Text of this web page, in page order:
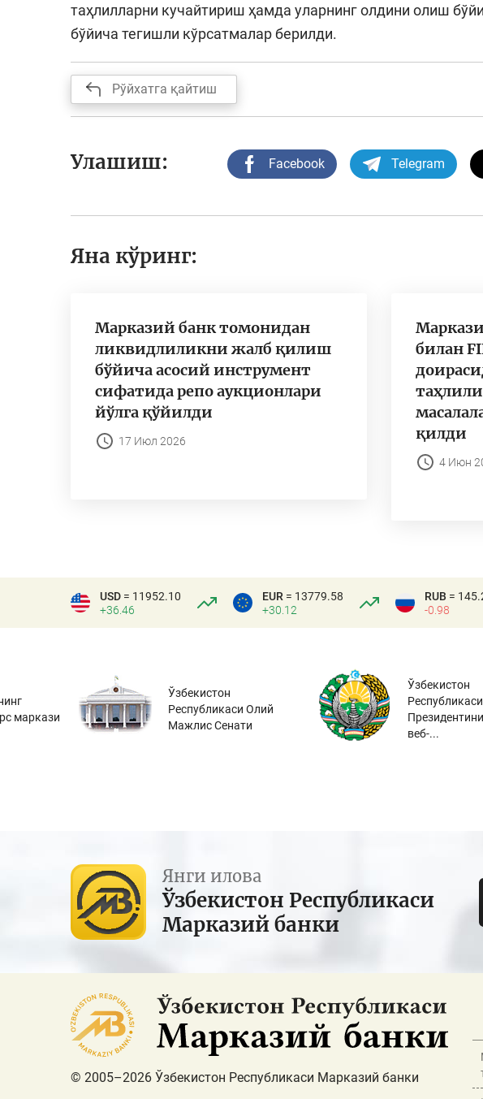
таҳлилларни кучайтириш ҳамда уларнинг олдини олиш
бўйича тегишли кўрсатмалар берилди.
Рўйхатга қайтиш
Улашиш: Facebook Telegram
Яна кўринг:
Марказий банк томонидан
ликвидлиликни жалб қилиш
бўйича асосий инструмент
сифатида репо аукционлари
йўлга қўйилди
17 Июл 2026
билан
қилди
4 Июн
USD = 11952.10
+36.46
EUR = 13779.58
+30.12
RUB =
-0.98
маркази
Ўзбекистон
Республикаси Олий
Мажлис Сенати
Ўзбекистон
Республикаси
веб-...
Янги илова
Ўзбекистон Республикаси
Марказий банки
© 2005–2026 Ўзбекистон Республикаси Марказий банки